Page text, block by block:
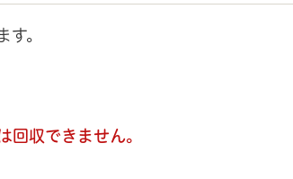
。
回収できません。